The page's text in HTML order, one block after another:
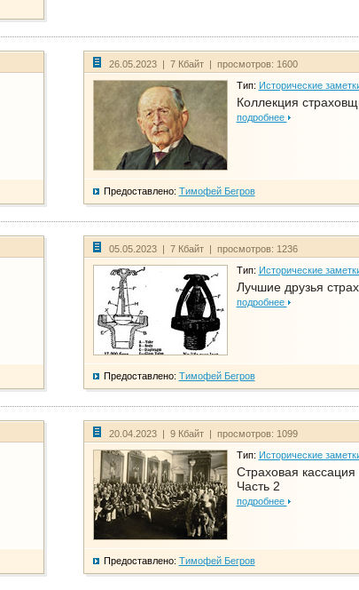
26.05.2023 | 7 Кбайт | просмотров: 1600
Тип: Исторические
Коллекция
подробнее
Предоставлено: Тимофей Бегров
05.05.2023 | 7 Кбайт | просмотров: 1236
Тип: Исторические
Лучшие друзья
подробнее
Предоставлено: Тимофей Бегров
20.04.2023 | 9 Кбайт | просмотров: 1099
Тип: Исторические
Страховая
Часть 2
подробнее
Предоставлено: Тимофей Бегров